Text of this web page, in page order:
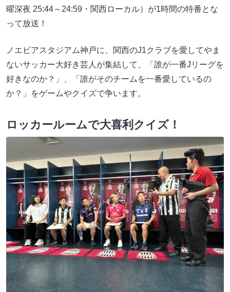
曜深夜 25:44～24:59・関西ローカル）が1時間の特番とな
って放送！
ノエビアスタジアム神戸に、関西のJ1クラブを愛してやま
ないサッカー大好き芸人が集結して、「誰が一番Jリーグを
好きなのか？」、「誰がそのチームを一番愛しているの
か？」をゲームやクイズで争います。
ロッカールームで大喜利クイズ！